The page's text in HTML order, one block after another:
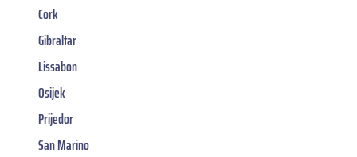
Cork
Gibraltar
Lissabon
Osijek
Prijedor
San Marino